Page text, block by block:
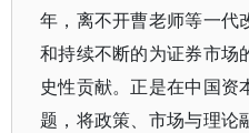
年，离不开曹老师等一代
和持续不断的为证券市场
史性贡献。正是在中国资
题，将政策、市场与理论